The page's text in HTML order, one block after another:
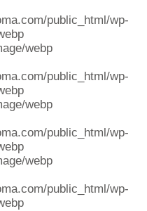
public_html/wp-
webp
public_html/wp-
webp
public_html/wp-
webp
public_html/wp-